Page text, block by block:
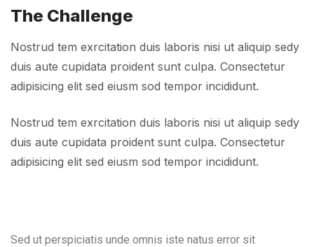
The Challenge
Nostrud tem exrcitation duis laboris nisi ut aliquip sedy
duis aute cupidata proident sunt culpa. Consectetur
adipisicing elit sed eiusm sod tempor incididunt.
Nostrud tem exrcitation duis laboris nisi ut aliquip sedy
duis aute cupidata proident sunt culpa. Consectetur
adipisicing elit sed eiusm sod tempor incididunt.
Sed ut perspiciatis unde omnis iste natus error sit